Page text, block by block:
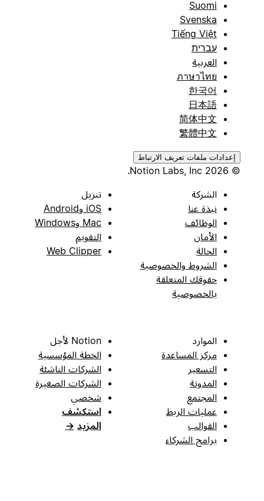
Suomi
Svenska
Tiếng Việt
עברית
العربية
ภาษาไทย
한국어
日本語
简体中文
繁體中文
إعدادات ملفات تعريف الارتباط
الشركة
نبذة عنا
الوظائف
الأمان
الحالة
الشروط والخصوصية
حقوقك المتعلقة
بالخصوصية
تنزيل
iOS وAndroid
Mac وWindows
التقويم
Web Clipper
الموارد
مركز المساعدة
التسعير
المدونة
المجتمع
عمليات الربط
القوالب
برامج الشركاء
Notion لأجل
الخطة المؤسسية
الشركات الناشئة
الشركات الصغيرة
شخصي
استكشف
المزيد →